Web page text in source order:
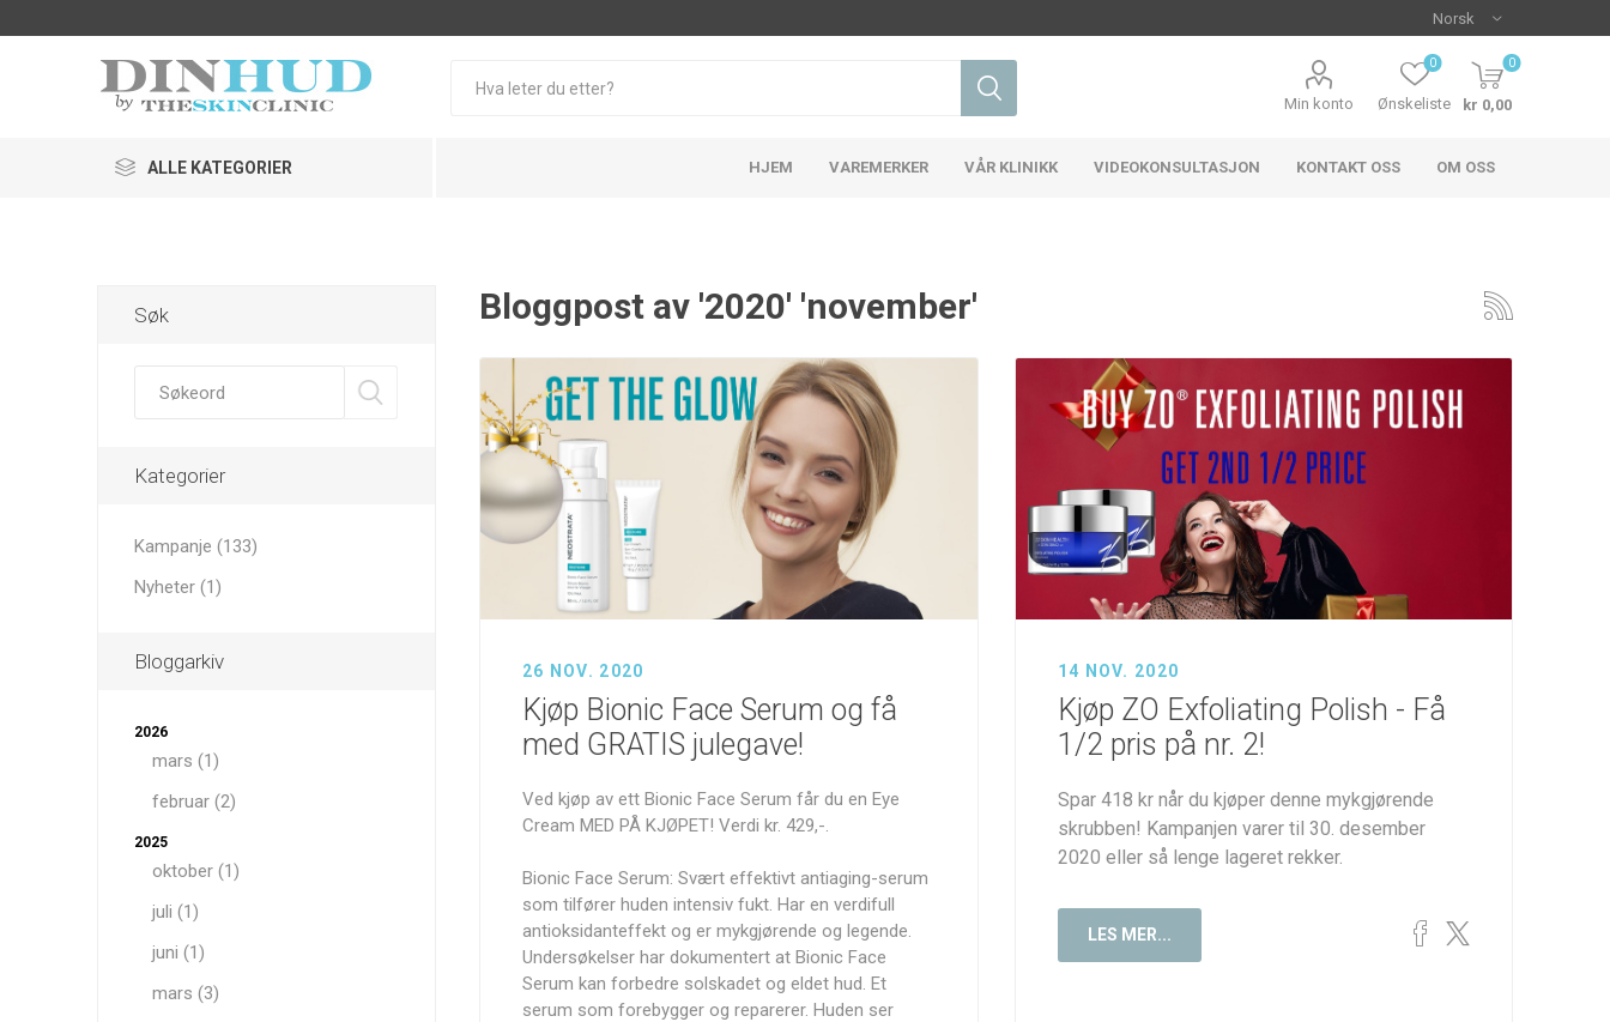
Min konto Ønskeliste
0 0
kr 0,00
ALLE KATEGORIER
Uren hud og kviser Rynker og anti-aldring Pigmenteringer
Dehydrert hud
HJEM VAREMERKER
ZO Skin Health Skinbetter Science NeoStrata Colorescience
Grande Cosmetics Dermaceutic
VÅR KLINIKK VIDEOKONSULTASJON KONTAKT OSS OM OSS
Bloggpost av '2020' 'november'
26 NOV. 2020
Kjøp Bionic Face Serum og få
med GRATIS julegave!
Ved kjøp av ett Bionic Face Serum får du en Eye
Cream MED PÅ KJØPET! Verdi kr. 429,-.
Bionic Face Serum: Svært effektivt antiaging-serum
som tilfører huden intensiv fukt. Har en verdifull
antioksidanteffekt og er mykgjørende og legende.
Undersøkelser har dokumentert at Bionic Face
Serum kan forbedre solskadet og eldet hud. Et
serum som forebygger og reparerer. Huden ser
14 NOV. 2020
Kjøp ZO Exfoliating Polish - Få
1/2 pris på nr. 2!
Spar 418 kr når du kjøper denne mykgjørende
skrubben! Kampanjen varer til 30. desember
2020 eller så lenge lageret rekker.
LES MER...
Søk
Kategorier
Kampanje (133)
Nyheter (1)
Bloggarkiv
2026
mars (1)
februar (2)
2025
oktober (1)
juli (1)
juni (1)
mars (3)